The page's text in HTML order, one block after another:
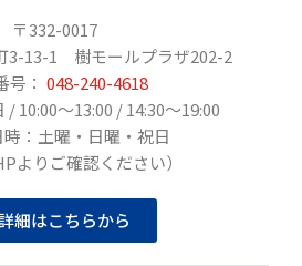
〒332-0017
3-13-1 樹モールプラザ202-2
号： 048-240-4618
10:00〜13:00 / 14:30～19:00
：土曜・日曜・祝日
よりご確認ください）
細はこちらから